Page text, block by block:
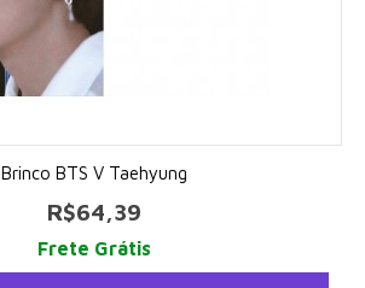
Brinco BTS V Taehyung
R$64,39
Frete Grátis